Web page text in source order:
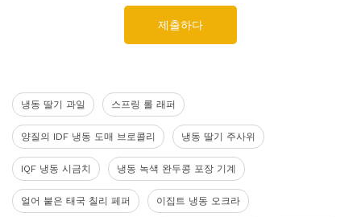
제출하다
냉동 딸기 과일 스프링 롤 래퍼
양질의 IDF 냉동 도매 브로콜리 냉동 딸기 주사위
IQF 냉동 시금치 냉동 녹색 완두콩 포장 기계
얼어 붙은 태국 칠리 페퍼 이집트 냉동 오크라